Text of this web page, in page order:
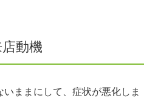
動機
ままにして、症状が悪化しま